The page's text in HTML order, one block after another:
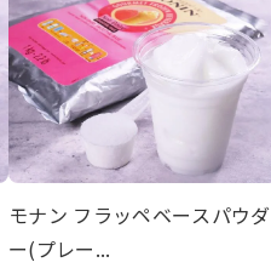
モナン フラッペベースパウダ
ー(プレー...